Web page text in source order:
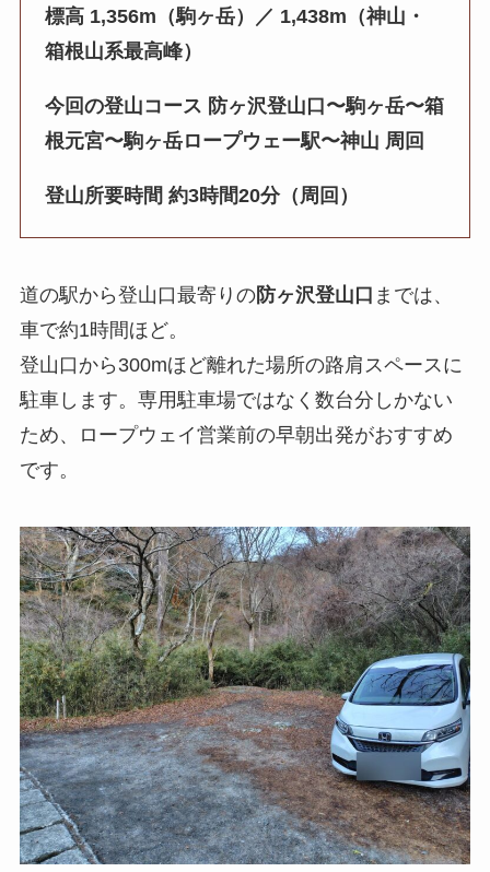
標高 1,356m（駒ヶ岳）／ 1,438m（神山・
箱根山系最高峰）
今回の登山コース 防ヶ沢登山口〜駒ヶ岳〜箱
根元宮〜駒ヶ岳ロープウェー駅〜神山 周回
登山所要時間 約3時間20分（周回）
道の駅から登山口最寄りの防ヶ沢登山口 までは、
車で約1時間ほど。
登山口から300mほど離れた場所の路肩スペースに
駐車します。専用駐車場ではなく数台分しかない
ため、ロープウェイ営業前の早朝出発がおすすめ
です。